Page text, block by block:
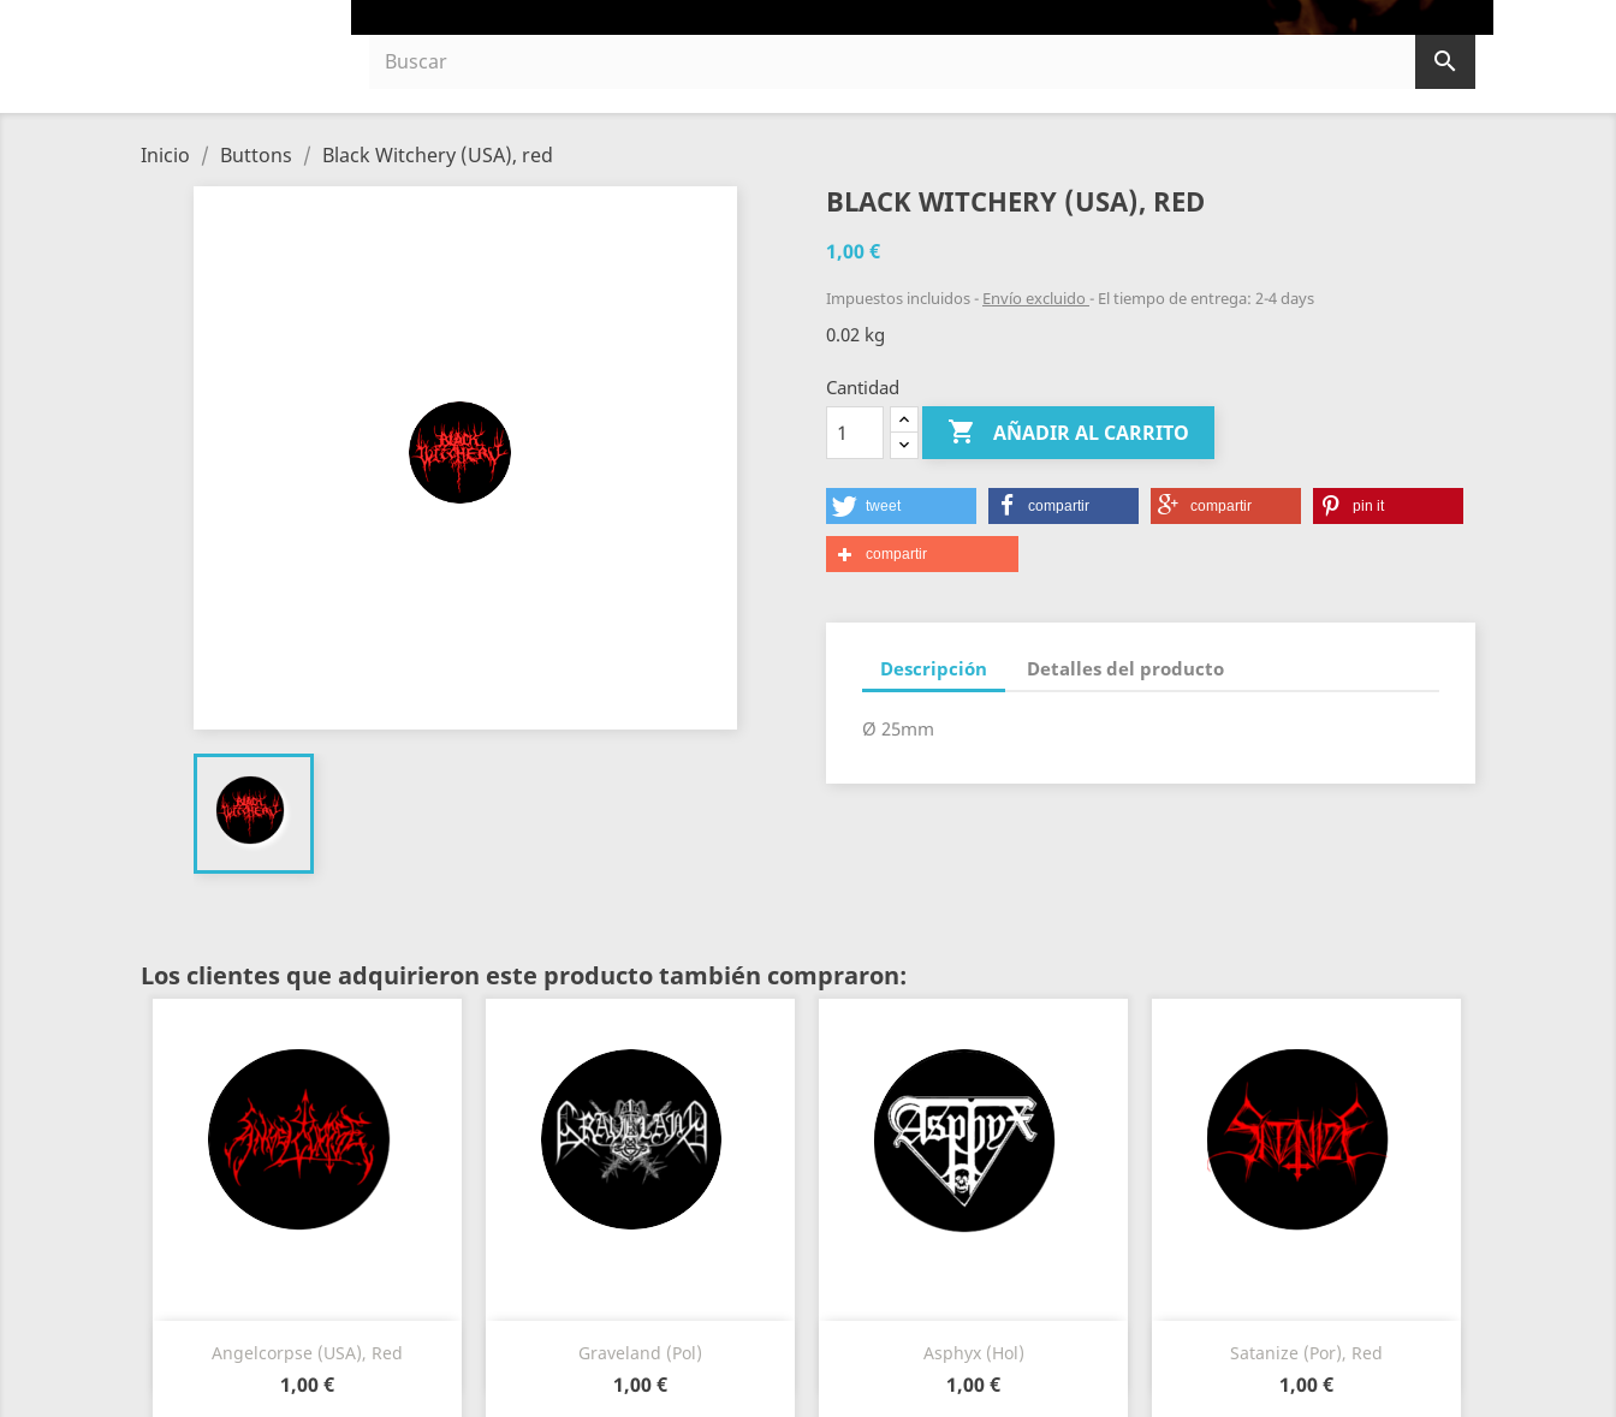

Inicio Buttons Black Witchery (USA), red
BLACK WITCHERY (USA), RED
1,00 €
Impuestos incluidos Envío excluido El tiempo de entrega: 2-4 days
0.02 kg
Cantidad
 AÑADIR AL CARRITO
tweet compartir compartir pin it
compartir
Descripción Detalles del producto
Ø 25mm
Los clientes que adquirieron este producto también compraron:
Angelcorpse (USA), Red
1,00 €
 Vista rápida Graveland (Pol)
1,00 €
 Vista rápida Asphyx (Hol)
1,00 €
 Vista rápida Satanize (Por), Red
1,00 €
 Vista rápida